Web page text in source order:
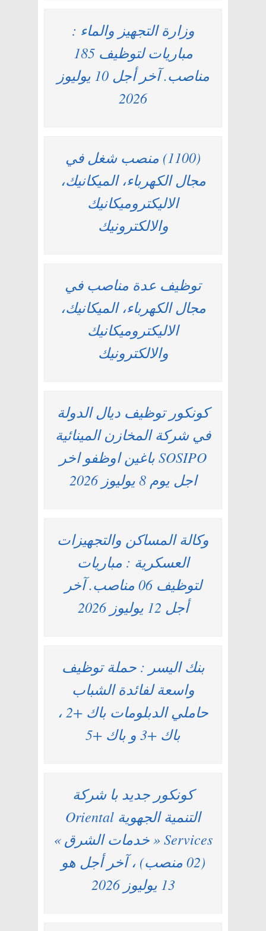
وزارة التجهيز والماء :
مباريات لتوظيف 185
مناصب. آخر أجل 10 يوليوز
2026
(1100) منصب شغل في
مجال الكهرباء، الميكانيك،
الاليكتروميكانيك
والالكترونيك
توظيف عدة مناصب في
مجال الكهرباء، الميكانيك،
الاليكتروميكانيك
والالكترونيك
كونكور توظيف ديال الدولة
في شركة المخازن المينائية
SOSIPO باغين اوظفو اخر
اجل يوم 8 يوليوز 2026
وكالة المساكن والتجهيزات
العسكرية : مباريات
لتوظيف 06 مناصب. آخر
أجل 12 يوليوز 2026
بنك اليسر : حملة توظيف
واسعة لفائدة الشباب
حاملي الدبلومات باك +2 ،
باك +3 و باك +5
كونكور جديد با شركة
التنمية الجهوية Oriental
Services « خدمات الشرق »
(02 منصب) ، آخر أجل هو
13 يوليوز 2026